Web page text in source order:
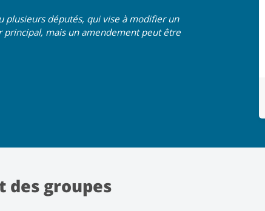
plusieurs députés, qui vise à modifier un
mais un amendement peut être
des groupes